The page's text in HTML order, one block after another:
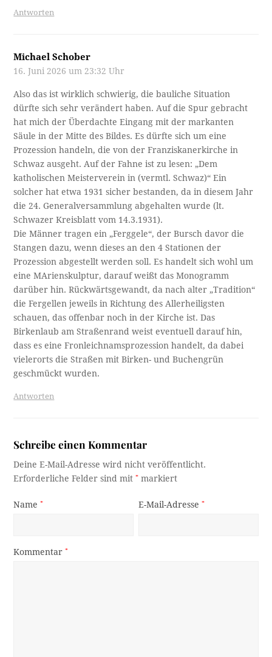
Antworten
Michael Schober
16. Juni 2026 um 23:32 Uhr
Also das ist wirklich schwierig, die bauliche Situation
dürfte sich sehr verändert haben. Auf die Spur gebracht
hat mich der Überdachte Eingang mit der markanten
Säule in der Mitte des Bildes. Es dürfte sich um eine
Prozession handeln, die von der Franziskanerkirche in
Schwaz ausgeht. Auf der Fahne ist zu lesen: „Dem
katholischen Meisterverein in (vermtl. Schwaz)“ Ein
solcher hat etwa 1931 sicher bestanden, da in diesem Jahr
die 24. Generalversammlung abgehalten wurde (lt.
Schwazer Kreisblatt vom 14.3.1931).
Die Männer tragen ein „Ferggele“, der Bursch davor die
Stangen dazu, wenn dieses an den 4 Stationen der
Prozession abgestellt werden soll. Es handelt sich wohl um
eine MArienskulptur, darauf weißt das Monogramm
darüber hin. Rückwärtsgewandt, da nach alter „Tradition“
die Fergellen jeweils in Richtung des Allerheiligsten
schauen, das offenbar noch in der Kirche ist. Das
Birkenlaub am Straßenrand weist eventuell darauf hin,
dass es eine Fronleichnamsprozession handelt, da dabei
vielerorts die Straßen mit Birken- und Buchengrün
geschmückt wurden.
Antworten
Schreibe einen Kommentar
Deine E-Mail-Adresse wird nicht veröffentlicht.
Erforderliche Felder sind mit* markiert
Name* E-Mail-Adresse*
Kommentar*